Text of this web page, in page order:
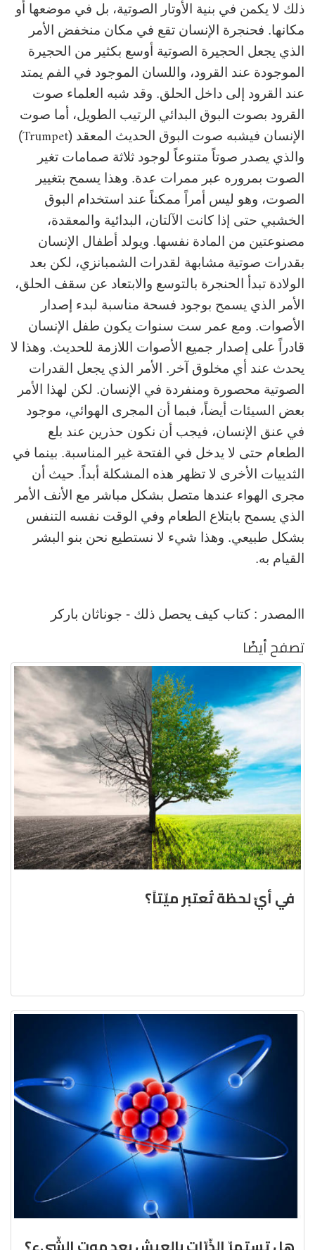
ذلك لا يكمن في بنية الأوتار الصوتية، بل في موضعها أو
مكانها. فحنجرة الإنسان تقع في مكان منخفض الأمر
الذي يجعل الحجيرة الصوتية أوسع بكثير من الحجيرة
الموجودة عند القرود، واللسان الموجود في الفم يمتد
عند القرود إلى داخل الحلق. وقد شبه العلماء صوت
القرود بصوت البوق البدائي الرتيب الطويل، أما صوت
الإنسان فيشبه صوت البوق الحديث المعقد (Trumpet
)
والذي يصدر صوتاً متنوعاً لوجود ثلاثة صمامات تغير
الصوت بمروره عبر ممرات عدة. وهذا يسمح بتغيير
الصوت، وهو ليس أمراً ممكناً عند استخدام البوق
الخشبي حتى إذا كانت الآلتان، البدائية والمعقدة،
مصنوعتين من المادة نفسها. ويولد أطفال الإنسان
بقدرات صوتية مشابهة لقدرات الشمبانزي، لكن بعد
الولادة تبدأ الحنجرة بالتوسع والابتعاد عن سقف الحلق،
الأمر الذي يسمح بوجود فسحة مناسبة لبدء إصدار
الأصوات. ومع عمر ست سنوات يكون طفل الإنسان
قادراً على إصدار جميع الأصوات اللازمة للحديث. وهذا لا
يحدث عند أي مخلوق آخر. الأمر الذي يجعل القدرات
الصوتية محصورة ومنفردة في الإنسان. لكن لهذا الأمر
بعض السيئات أيضاً، فبما أن المجرى الهوائي، موجود
في عنق الإنسان، فيجب أن نكون حذرين عند بلع
الطعام حتى لا يدخل في الفتحة غير المناسبة. بينما في
الثدييات الأخرى لا تظهر هذه المشكلة أبداً. حيث أن
مجرى الهواء عندها متصل بشكل مباشر مع الأنف الأمر
الذي يسمح بابتلاع الطعام وفي الوقت نفسه التنفس
بشكل طبيعي. وهذا شيء لا نستطيع نحن بنو البشر
القيام به.
االمصدر : كتاب كيف يحصل ذلك - جوناثان باركر
تصفح أيضًا
في أيّ لحظة تُعتبر ميّتاً؟